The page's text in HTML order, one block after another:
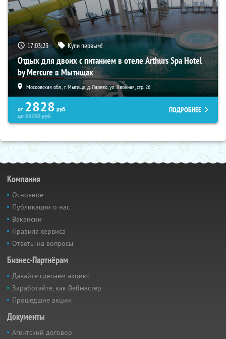
17:03:21 Купи первым!
Отдых для двоих с питанием в отеле Arthurs Spa Hotel
by Mercure в Мытищах
Московская обл., г. Мытищи, д. Ларево, ул. Хвойная, стр. 26
от 2828 руб.
до65700руб.
ПОДРОБНЕЕ
Компания
Основное
Публикации о нас
Вакансии
Правила сервиса
Ответы на вопросы
Бизнес-Партнёрам
Давайте сделаем акцию!
Заработайте, как Вебмастер
Прошедшие акции
Документы
Агентский договор